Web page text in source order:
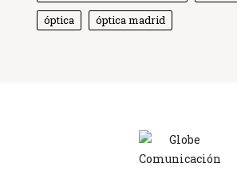
óptica
óptica madrid